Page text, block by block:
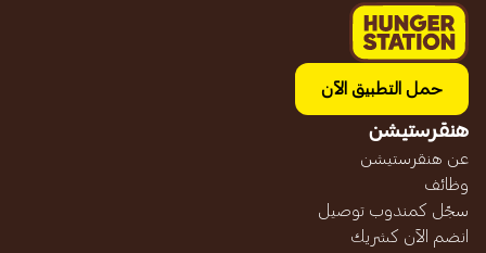
حمل التطبيق الآن
هنقرستيشن
عن هنقرستيشن
وظائف
سجّل كمندوب توصيل
انضم الآن كشريك